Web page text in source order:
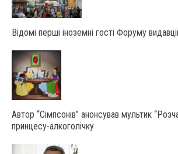
Відомі перші іноземні гості Форуму
Автор “Сімпсонів” анонсував мультик
принцесу-алкоголічку